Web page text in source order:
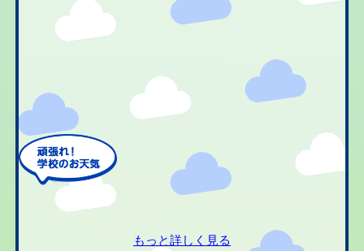
もっと詳しく見る